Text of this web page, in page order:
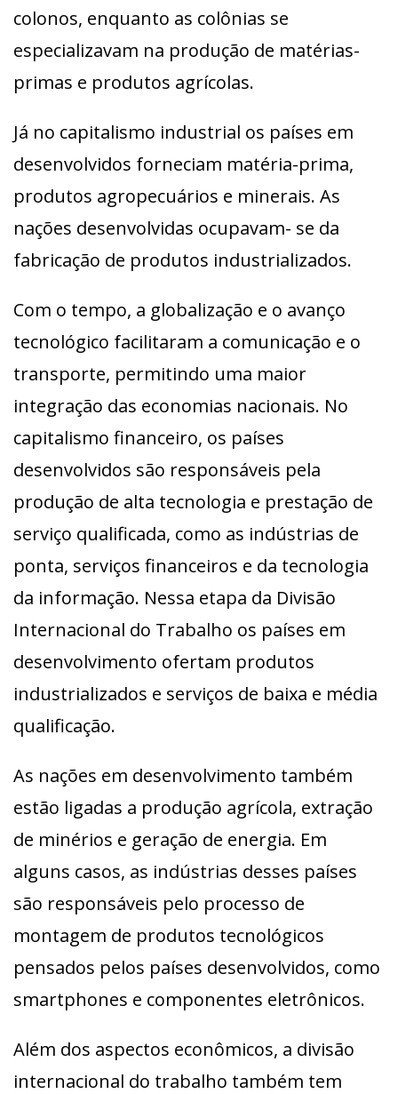
colonos, enquanto as colônias se
especializavam na produção de matérias-
primas e produtos agrícolas.
Já no capitalismo industrial os países em
desenvolvidos forneciam matéria-prima,
produtos agropecuários e minerais. As
nações desenvolvidas ocupavam- se da
fabricação de produtos industrializados.
Com o tempo, a globalização e o avanço
tecnológico facilitaram a comunicação e o
transporte, permitindo uma maior
integração das economias nacionais. No
capitalismo financeiro, os países
desenvolvidos são responsáveis pela
produção de alta tecnologia e prestação de
serviço qualificada, como as indústrias de
ponta, serviços financeiros e da tecnologia
da informação. Nessa etapa da Divisão
Internacional do Trabalho os países em
desenvolvimento ofertam produtos
industrializados e serviços de baixa e média
qualificação.
As nações em desenvolvimento também
estão ligadas a produção agrícola, extração
de minérios e geração de energia. Em
alguns casos, as indústrias desses países
são responsáveis pelo processo de
montagem de produtos tecnológicos
pensados pelos países desenvolvidos, como
smartphones e componentes eletrônicos.
Além dos aspectos econômicos, a divisão
internacional do trabalho também tem